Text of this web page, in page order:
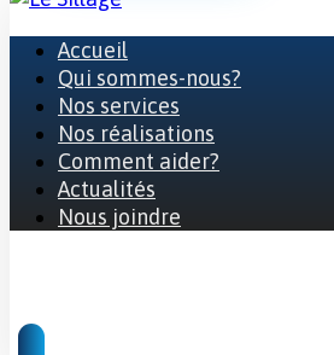
Accueil
Qui sommes-nous?
Nos services
Nos réalisations
Comment aider?
Actualités
Nous joindre